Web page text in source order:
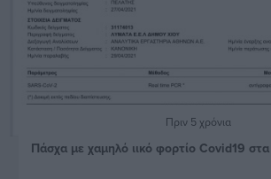
Πριν 5 χρόνια
Πάσχα με χαμηλό ιικό φορτίο Covid19